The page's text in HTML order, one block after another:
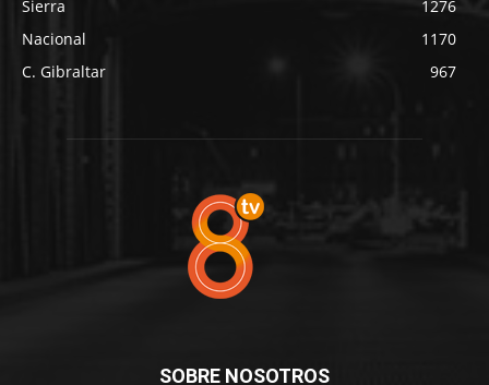
Sierra
1276
Nacional
1170
C. Gibraltar
967
SOBRE NOSOTROS